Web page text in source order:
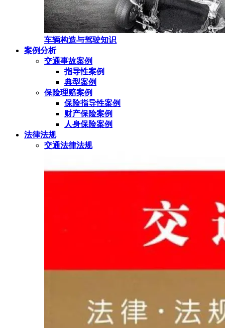
车辆构造与驾驶知识
案例分析
交通事故案例
指导性案例
典型案例
保险理赔案例
保险指导性案例
财产保险案例
人身保险案例
法律法规
交通法律法规